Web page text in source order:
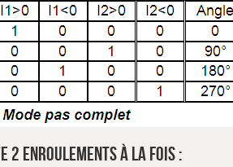
2 enroulements à la fois :